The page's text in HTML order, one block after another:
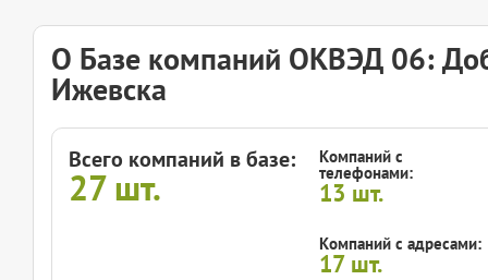
О Базе компаний ОКВЭД 06:
Ижевска
Всего компаний в базе:
27шт.
Компаний с
телефонами:
13 шт.
Компаний с адресами:
17 шт.